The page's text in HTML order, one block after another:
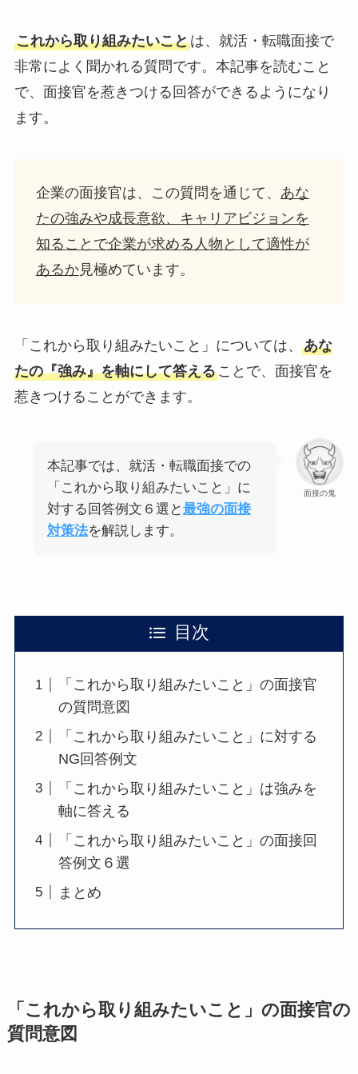
これから取り組みたいことは、就活・転職面接で
非常によく聞かれる質問です。本記事を読むこと
で、面接官を惹きつける回答ができるようになり
ます。
企業の面接官は、この質問を通じて、 あな
たの強みや成長意欲、キャリアビジョンを
知ることで企業が求める人物として適性が
あるか見極めています。
「これから取り組みたいこと」については、 あな
たの『強み』を軸にして答えることで、面接官を
惹きつけることができます。
面接の鬼
本記事では、就活・転職面接での
「これから取り組みたいこと」に
対する回答例文６選と最強の面接
対策法を解説します。
目次
「これから取り組みたいこと」の面接官
の質問意図
「これから取り組みたいこと」に対する
NG回答例文
「これから取り組みたいこと」は強みを
軸に答える
「これから取り組みたいこと」の面接回
答例文６選
まとめ
「これから取り組みたいこと」の面接官の
質問意図